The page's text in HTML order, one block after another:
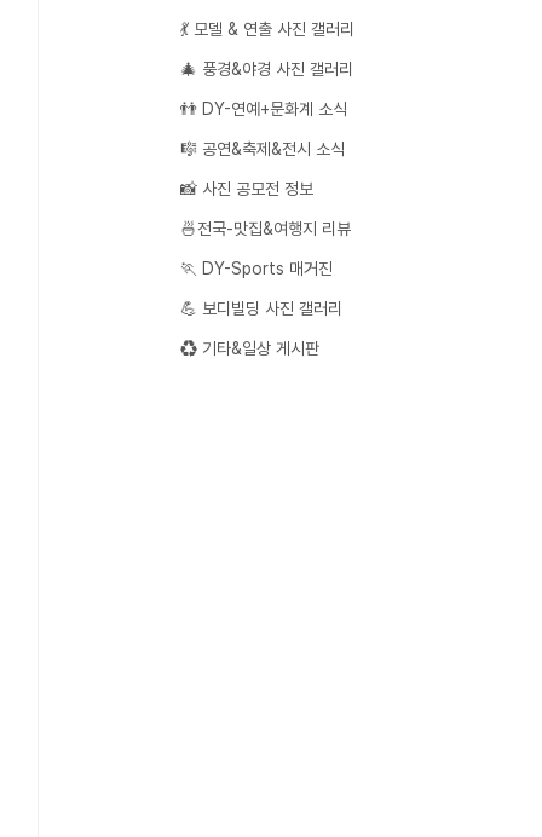
💃 모델 & 연출 사진 갤러리
🎄 풍경&야경 사진 갤러리
👬 DY-연예+문화계 소식
🎼 공연&축제&전시 소식
📸 사진 공모전 정보
🍜전국-맛집&여행지 리뷰
🏃 DY-Sports 매거진
💪 보디빌딩 사진 갤러리
♻️ 기타&일상 게시판